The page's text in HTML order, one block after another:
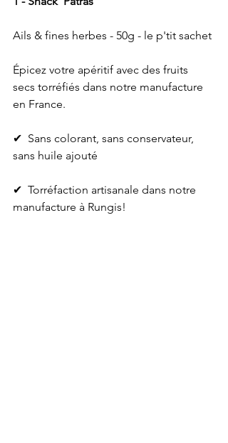
Ails & fines herbes - 50g - le p'tit sachet
Épicez votre apéritif avec des fruits
secs torréfiés dans notre manufacture
en France.
✔ ️ Sans colorant, sans conservateur,
sans huile ajouté
✔ ️ Torréfaction artisanale dans notre
manufacture à Rungis!